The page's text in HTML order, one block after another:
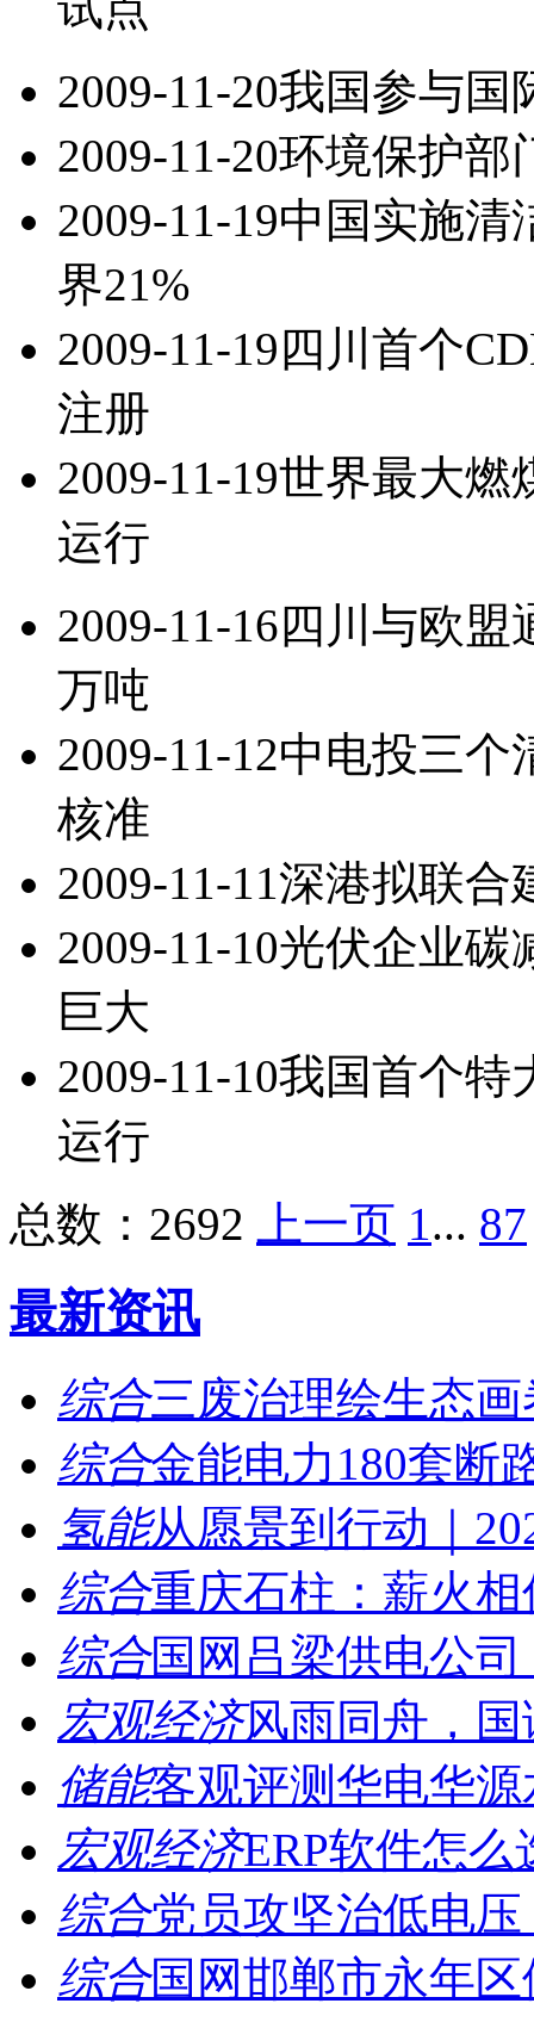
2009-11-20我国参与国
2009-11-20环境保护部
2009-11-19中国实施清
界21%
2009-11-19 四川首个
注册
2009-11-19世界最大燃
运行
2009-11-16四川与欧盟
万吨
2009-11-12中电投三个
核准
2009-11-11深港拟联合
2009-11-10光伏企业碳
巨大
2009-11-10我国首个特
运行
总数：2692
上一页 1... 87
最新资讯
综合三废治理绘生态
综合金能电力180套断
氢能从愿景到行动｜
综合重庆石柱：薪火
综合国网吕梁供电公
宏观经济风雨同舟，
储能客观评测华电华
宏观经济ERP软件怎
综合党员攻坚治低电
综合国网邯郸市永年